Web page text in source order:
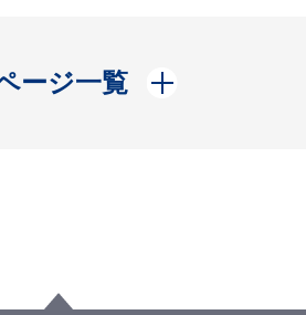
ージ一覧
開く